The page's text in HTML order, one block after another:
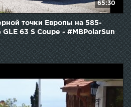
65:30
точки Европы на 585-
63 S Coupe - #MBPolarSun